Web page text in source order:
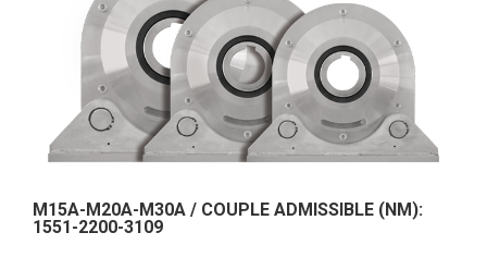
M15A-M20A-M30A / COUPLE ADMISSIBLE (NM):
1551-2200-3109